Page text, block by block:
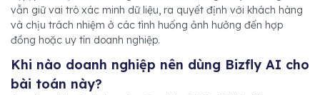
vẫn giữ vai trò xác minh dữ liệu, ra quyết định với khách hàng
và chịu trách nhiệm ở các tình huống ảnh hưởng đến hợp
đồng hoặc uy tín doanh nghiệp.
Khi nào doanh nghiệp nên dùng Bizfly AI cho
bài toán này?